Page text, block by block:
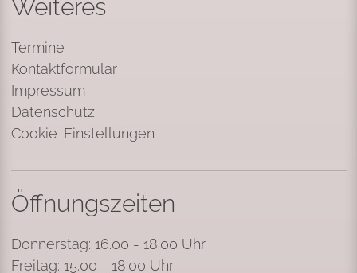
Weiteres
Termine
Kontaktformular
Impressum
Datenschutz
Cookie-Einstellungen
Öffnungszeiten
Donnerstag: 16.00 - 18.00 Uhr
Freitag: 15.00 - 18.00 Uhr